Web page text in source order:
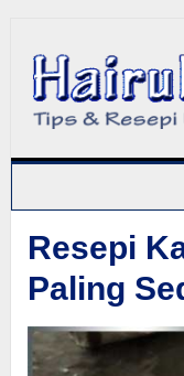
Resepi
Paling